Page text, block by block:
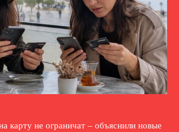
карту не ограничат – объяснили новые